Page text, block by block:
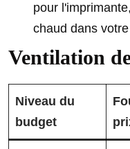
pour
chaud dans
Ventilation
Niveau du
budget